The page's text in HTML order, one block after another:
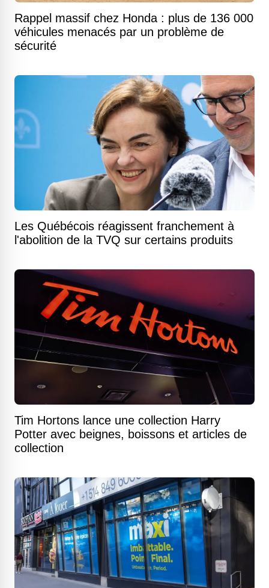
Rappel massif chez Honda : plus de 136 000
véhicules menacés par un problème de
sécurité
Les Québécois réagissent franchement à
l'abolition de la TVQ sur certains produits
Tim Hortons lance une collection Harry
Potter avec beignes, boissons et articles de
collection